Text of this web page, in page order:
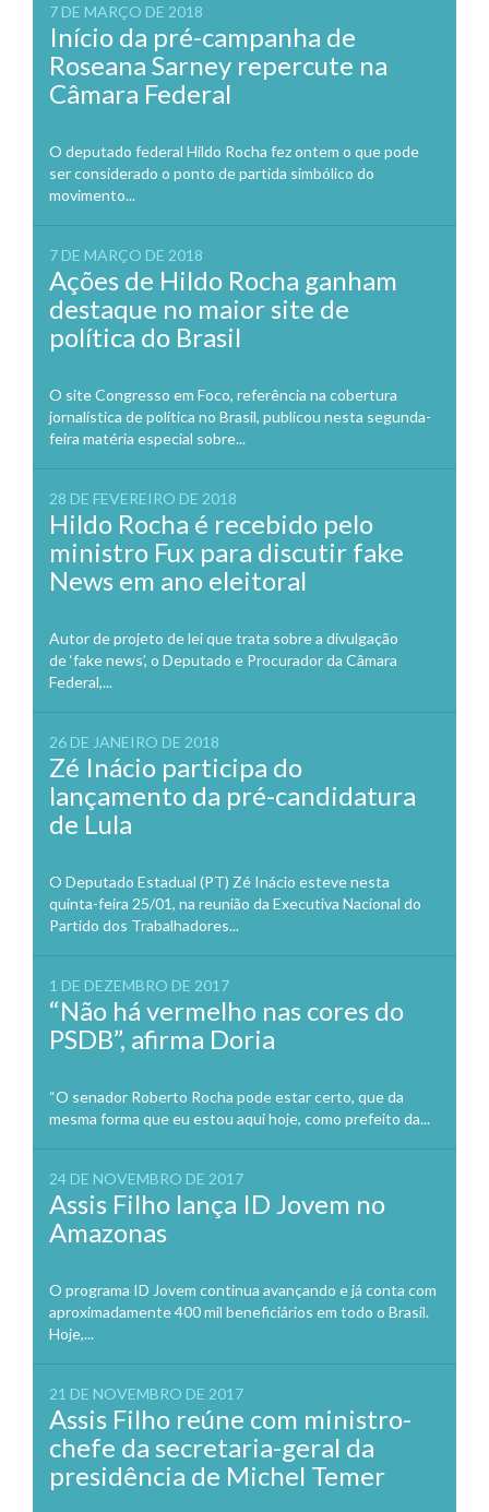
7 DE MARÇO DE 2018
Início da pré-campanha de
Roseana Sarney repercute na
Câmara Federal
O deputado federal Hildo Rocha fez ontem o que pode
ser considerado o ponto de partida simbólico do
movimento...
7 DE MARÇO DE 2018
Ações de Hildo Rocha ganham
destaque no maior site de
política do Brasil
O site Congresso em Foco, referência na cobertura
jornalística de política no Brasil, publicou nesta segunda-
feira matéria especial sobre...
28 DE FEVEREIRO DE 2018
Hildo Rocha é recebido pelo
ministro Fux para discutir fake
News em ano eleitoral
Autor de projeto de lei que trata sobre a divulgação
de ‘fake news’, o Deputado e Procurador da Câmara
Federal,...
26 DE JANEIRO DE 2018
Zé Inácio participa do
lançamento da pré-candidatura
de Lula
O Deputado Estadual (PT) Zé Inácio esteve nesta
quinta-feira 25/01, na reunião da Executiva Nacional do
Partido dos Trabalhadores...
1 DE DEZEMBRO DE 2017
“Não há vermelho nas cores do
PSDB”, afirma Doria
“O senador Roberto Rocha pode estar certo, que da
mesma forma que eu estou aqui hoje, como prefeito da...
24 DE NOVEMBRO DE 2017
Assis Filho lança ID Jovem no
Amazonas
O programa ID Jovem continua avançando e já conta com
aproximadamente 400 mil beneficiários em todo o Brasil.
Hoje,...
21 DE NOVEMBRO DE 2017
Assis Filho reúne com ministro-
chefe da secretaria-geral da
presidência de Michel Temer